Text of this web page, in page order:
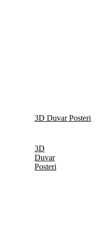
3D Duvar Posteri
3D
Duvar
Posteri